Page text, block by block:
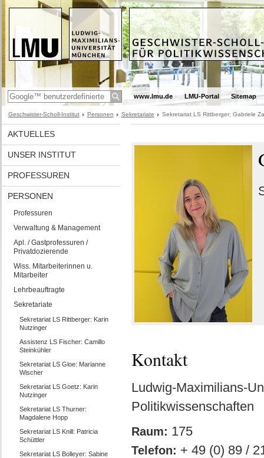
www.lmu.de LMU-Portal Sitemap
Geschwister-Scholl-Institut Personen Sekretariate Sekretariat LS Rittberger: Gabriele
AKTUELLES
UNSER INSTITUT
PROFESSUREN
PERSONEN
Professuren
Verwaltung & Management
Apl. / Gastprofessuren /
Privatdozierende
Wiss. Mitarbeiterinnen u.
Mitarbeiter
Lehrbeauftragte
Sekretariate
Sekretariat LS Rittberger: Karin
Nutzinger
Assistenz LS Fischer: Camillo
Steinkühler
Sekretariat LS Gloe: Marianne
Wischer
Sekretariat LS Goetz: Karin
Nutzinger
Sekretariat LS Thurner:
Magdalene Hopp
Sekretariat LS Knill: Patricia
Schüttler
Sekretariat LS Bolleyer: Sabine
Kontakt
Ludwig-Maximilians-
Politikwissenschaften
Raum: 175
Telefon: + 49 (0) 89 /